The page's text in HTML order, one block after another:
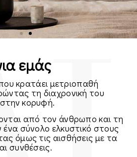
εμάς
κρατάει μετριοπαθή
τη διαχρονική του
κορυφή.
από τον άνθρωπο και τη
σύνολο ελκυστικό στους
όμως τις αισθήσεις με τα
συνθέσεις.